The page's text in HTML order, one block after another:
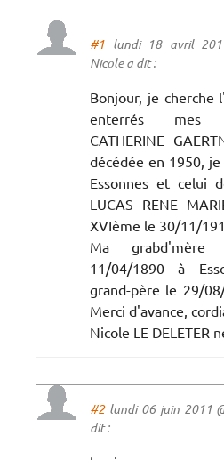
#1 lundi 18 avril
Nicole a dit :
Bonjour, je cherche
enterrés mes
CATHERINE
décédée en 1950,
Essonnes et celui
LUCAS RENE
XVIème le 30/11/
Ma
11/04/1890 à
grand-père le 29/
Merci d'avance,
Nicole LE DELETER
#2lundi 06 juin 2011
dit :